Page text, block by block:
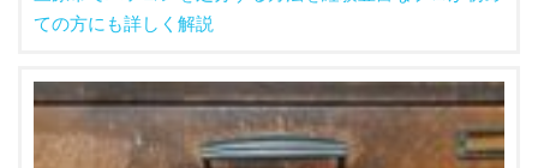
ての方にも詳しく解説